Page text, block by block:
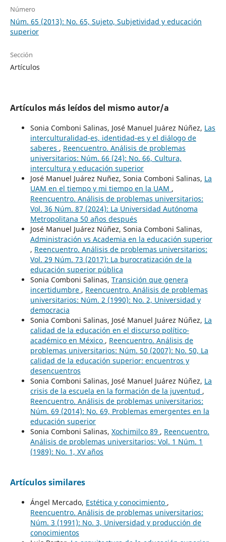
Número
Núm. 65 (2013): No. 65, Sujeto, Subjetividad y educación
superior
Sección
Artículos
Artículos más leídos del mismo autor/a
Sonia Comboni Salinas, José Manuel Juárez Núñez, Las
interculturalidad-es, identidad-es y el diálogo de
saberes , Reencuentro. Análisis de problemas
universitarios: Núm. 66 (24): No. 66, Cultura,
intercultura y educación superior
José Manuel Juárez Nuñez, Sonia Comboni Salinas, La
UAM en el tiempo y mi tiempo en la UAM ,
Reencuentro. Análisis de problemas universitarios:
Vol. 36 Núm. 87 (2024): La Universidad Autónoma
Metropolitana 50 años después
José Manuel Juárez Núñez, Sonia Comboni Salinas,
Administración vs Academia en la educación superior
, Reencuentro. Análisis de problemas universitarios:
Vol. 29 Núm. 73 (2017): La burocratización de la
educación superior pública
Sonia Comboni Salinas, Transición que genera
incertidumbre , Reencuentro. Análisis de problemas
universitarios: Núm. 2 (1990): No. 2, Universidad y
democracia
Sonia Comboni Salinas, José Manuel Juárez Núñez, La
calidad de la educación en el discurso político-
académico en México , Reencuentro. Análisis de
problemas universitarios: Núm. 50 (2007): No. 50, La
calidad de la educación superior: encuentros y
desencuentros
Sonia Comboni Salinas, José Manuel Juárez Núñez, La
crisis de la escuela en la formación de la juventud ,
Reencuentro. Análisis de problemas universitarios:
Núm. 69 (2014): No. 69, Problemas emergentes en la
educación superior
Sonia Comboni Salinas, Xochimilco 89 , Reencuentro.
Análisis de problemas universitarios: Vol. 1 Núm. 1
(1989): No. 1, XV años
Artículos similares
Ángel Mercado, Estética y conocimiento ,
Reencuentro. Análisis de problemas universitarios:
Núm. 3 (1991): No. 3, Universidad y producción de
conocimientos